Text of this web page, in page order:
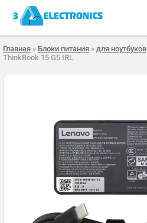
Главная » Блоки питания » для ноутбуков
ThinkBook 15 G5 IRL